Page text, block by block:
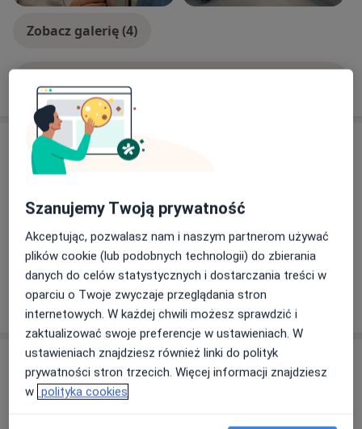
Zobacz galerię (4)
Aktualności
dr n. med. Anna Karasińska-Kłodowska
Wrocławskie Centrum Okulistyczne
09/02/2022
Usługi i ceny
Kwalifikacja do korekcji laserowej
Szanujemy Twoją prywatność
Akceptując, pozwalasz nam i naszym partnerom używać
plików cookie (lub podobnych technologii) do zbierania
danych do celów statystycznych i dostarczania treści w
oparciu o Twoje zwyczaje przeglądania stron
internetowych. W każdej chwili możesz sprawdzić i
zaktualizować swoje preferencje w ustawieniach. W
ustawieniach znajdziesz również linki do polityk
prywatności stron trzecich. Więcej informacji znajdziesz
w polityka cookies